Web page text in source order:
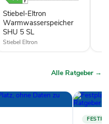
Stiebel-Eltron
Warmwasserspeicher
SHU 5 SL
Stiebel Eltron
Alle Ratgeber →